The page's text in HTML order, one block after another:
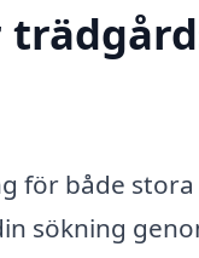
för både stora
sökning